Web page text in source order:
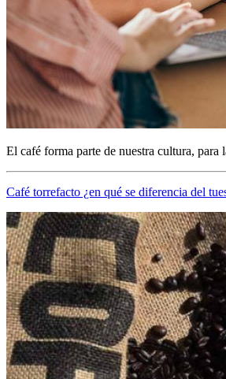
El café forma parte de nuestra cultura,
Café torrefacto ¿en qué se diferencia del